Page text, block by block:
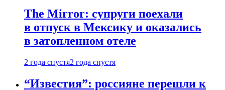
The Mirror: супруги поехали
в отпуск в Мексику и оказались
в затопленном отеле
2 года спустя2 года спустя
“Известия”: россияне перешли к